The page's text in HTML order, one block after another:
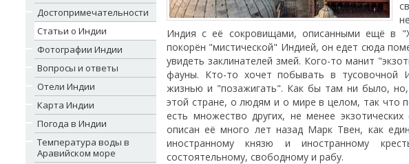
Достопримечательности
Статьи о Индии
Фотографии Индии
Вопросы и ответы
Отели Индии
Карта Индии
Погода в Индии
Температура воды в
Аравийском море
Индия с её сокровищами, описанными ещё в
покорён "мистической" Индией, он едет сюда
увидеть заклинателей змей. Кого-то манит
фауны. Кто-то хочет побывать в тусовочной
жизнью и "позажигать". Как бы там ни было,
этой стране, о людям и о мире в целом, так что
есть множество других, не менее
описан её много лет назад Марк Твен, как
иностранному князю и иностранному
состоятельному, свободному и рабу.